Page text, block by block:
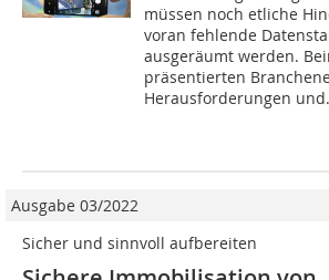
müssen noch etliche
voran fehlende
ausgeräumt werden.
präsentierten
Herausforderungen
Ausgabe 03/2022
Sicher und sinnvoll aufbereiten